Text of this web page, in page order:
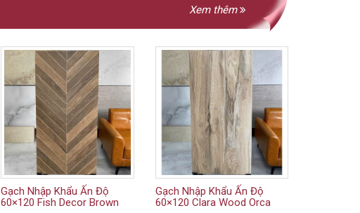
Xem thêm
Gạch Nhập Khẩu Ấn Độ
60×120 Fish Decor Brown
Gạch Nhập Khẩu Ấn Độ
60×120 Clara Wood Orca